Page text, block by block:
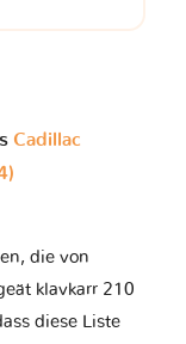
Cadillac
die von
klavkarr 210
diese Liste